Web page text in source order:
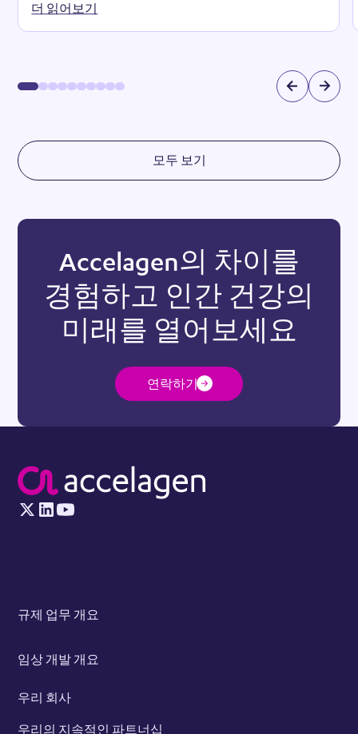
더 읽어보기
모두 보기
Accelagen의 차이를
경험하고 인간 건강의
미래를 열어보세요
연락하기
규제 업무 개요
임상 개발 개요
우리 회사
우리의 지속적인 파트너십